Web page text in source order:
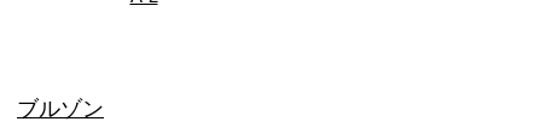
ブルゾン